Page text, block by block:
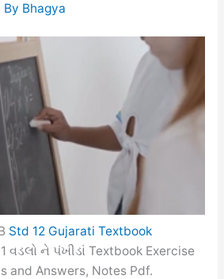
By Bhagya
Std 12 Gujarati Textbook
વડલો ને પંખીડાં Textbook Exercise
and Answers, Notes Pdf.